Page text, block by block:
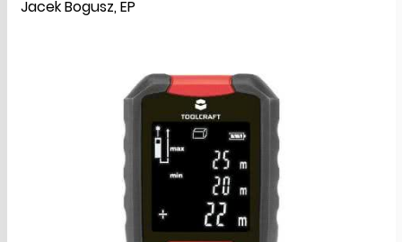
Jacek Bogusz, EP